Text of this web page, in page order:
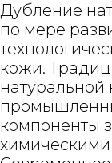
Дубление
по мере
кожи.
натуральной
компоненты